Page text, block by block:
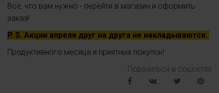
Всё, что вам нужно - перейти в магазин и оформить
заказ!
P. S. Акции апреля друг на друга не накладываются.
Продуктивного месяца и приятных покупок!
Поделиться в соцсетях